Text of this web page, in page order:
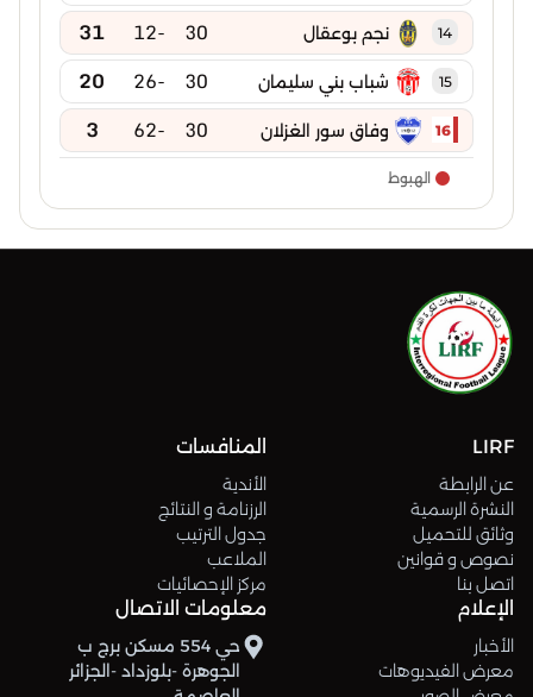
14 نجم بوعقال 30
-12
31
15 شباب بني سليمان 30
-26
20
16 وفاق سور الغزلان 30
-62
3
الهبوط
LIRF
عن الرابطة
النشرة الرسمية
وثائق للتحميل
نصوص و قوانين
اتصل بنا
المنافسات
الأندية
الرزنامة و النتائج
جدول الترتيب
الملاعب
مركز الإحصائيات
الإعلام
الأخبار
معرض الفيديوهات
معلومات الاتصال
حي 554 مسكن برج ب
الجوهرة -بلوزداد -الجزائر